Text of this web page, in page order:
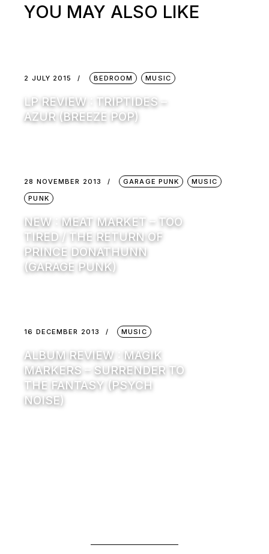
YOU MAY ALSO LIKE
2 JULY 2015 BEDROOM MUSIC
LP REVIEW : TRIPTIDES –
AZUR (BREEZE POP)
28 NOVEMBER 2013 GARAGE PUNK
MUSIC
PUNK
NEW : MEAT MARKET – TOO
TIRED / THE RETURN OF
PRINCE DONATHUNN
(GARAGE PUNK)
16 DECEMBER 2013 MUSIC
ALBUM REVIEW : MAGIK
MARKERS – SURRENDER TO
THE FANTASY (PSYCH
NOISE)